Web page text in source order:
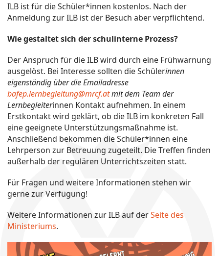
ILB ist für die Schüler*innen kostenlos. Nach der
Anmeldung zur ILB ist der Besuch aber verpflichtend.
Wie gestaltet sich der schulinterne Prozess?
Der Anspruch für die ILB wird durch eine Frühwarnung
ausgelöst. Bei Interesse sollten die Schülerinnen
eigenständig über die Emailadresse
bafep.lernbegleitung@mrcf.atmit dem Team der
Lernbegleiterinnen Kontakt aufnehmen. In einem
Erstkontakt wird geklärt, ob die ILB im konkreten Fall
eine geeignete Unterstützungsmaßnahme ist.
Anschließend bekommen die Schüler*innen eine
Lehrperson zur Betreuung zugeteilt. Die Treffen finden
außerhalb der regulären Unterrichtszeiten statt.
Für Fragen und weitere Informationen stehen wir
gerne zur Verfügung!
Weitere Informationen zur ILB auf derSeite des
Ministeriums.